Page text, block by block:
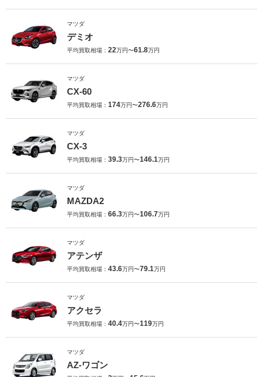
マツダ
デミオ
平均買取相場： 22万円〜61.8万円
マツダ
CX-60
平均買取相場： 174万円〜276.6万円
マツダ
CX-3
平均買取相場： 39.3万円〜146.1万円
マツダ
MAZDA2
平均買取相場： 66.3万円〜106.7万円
マツダ
アテンザ
平均買取相場： 43.6万円〜79.1万円
マツダ
アクセラ
平均買取相場： 40.4万円〜119万円
マツダ
AZ-ワゴン